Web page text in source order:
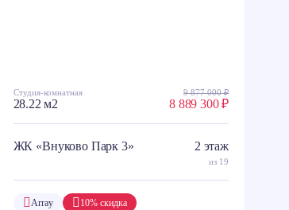
Студия-комнатная
28.22 м2
9 877 000 ₽
8 889 300 ₽
ЖК «Внуково Парк 3» 2 этаж
из 19
10% скидка
Array